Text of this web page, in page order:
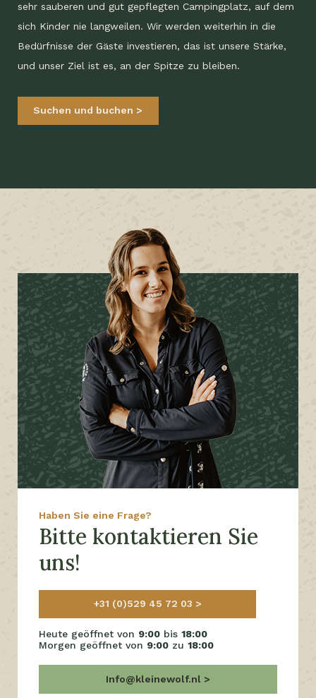
sehr sauberen und gut gepflegten Campingplatz, auf dem
sich Kinder nie langweilen. Wir werden weiterhin in die
Bedürfnisse der Gäste investieren, das ist unsere Stärke,
und unser Ziel ist es, an der Spitze zu bleiben.
Suchen und buchen
Haben Sie eine Frage?
Bitte kontaktieren Sie
uns!
+31 (0)529 45 72 03
Heute geöffnet von 9:00 bis 18:00
Morgen geöffnet von 9:00 zu 18:00
Info@kleinewolf.nl